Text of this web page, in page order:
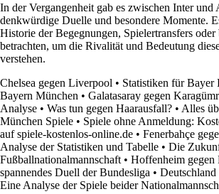
In der Vergangenheit gab es zwischen Inter und
denkwürdige Duelle und besondere Momente.
Historie der Begegnungen, Spielertransfers oder
betrachten, um die Rivalität und Bedeutung
verstehen.
Chelsea gegen Liverpool • Statistiken für Bayer
Bayern München • Galatasaray gegen
Analyse • Was tun gegen Haarausfall? • Alles
München Spiele • Spiele ohne Anmeldung:
auf spiele-kostenlos-online.de • Fenerbahçe
Analyse der Statistiken und Tabelle • Die
Fußballnationalmannschaft • Hoffenheim gegen
spannendes Duell der Bundesliga •
Eine Analyse der Spiele beider